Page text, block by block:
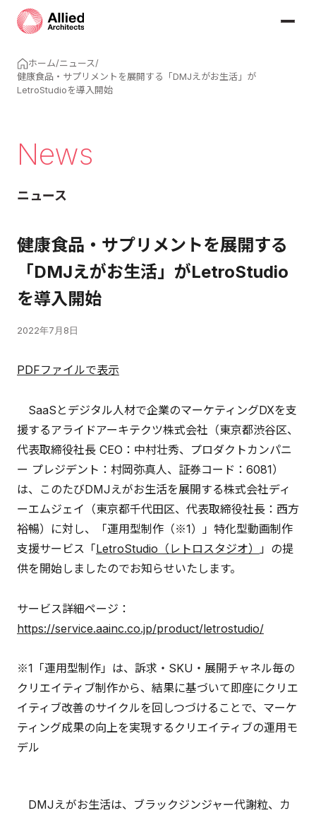
ホーム/ニュース/
健康食品・サプリメントを展開する「DMJえがお生活」が
LetroStudioを導入開始
News
ニュース
健康食品・サプリメントを展開する
「DMJえがお生活」がLetroStudio
を導入開始
2022年7月8日
PDFファイルで表示
SaaSとデジタル人材で企業のマーケティングDXを支
援するアライドアーキテクツ株式会社（東京都渋谷区、
代表取締役社長 CEO：中村壮秀、プロダクトカンパニ
ー プレジデント：村岡弥真人、証券コード：6081）
は、このたびDMJえがお生活を展開する株式会社ディ
ーエムジェイ（東京都千代田区、代表取締役社長：西方
裕暢）に対し、「運用型制作（※1）」特化型動画制作
支援サービス「LetroStudio（レトロスタジオ）
」の提
供を開始しましたのでお知らせいたします。
サービス詳細ページ：
https://service.aainc.co.jp/product/letrostudio/
※1「運用型制作」は、訴求・SKU・展開チャネル毎の
クリエイティブ制作から、結果に基づいて即座にクリエ
イティブ改善のサイクルを回しつづけることで、マーケ
ティング成果の向上を実現するクリエイティブの運用モ
デル
DMJえがお生活は、ブラックジンジャー代謝粒、カ